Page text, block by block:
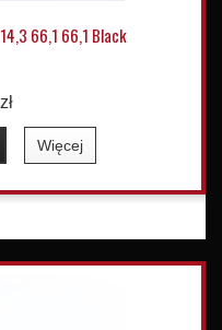
66,1 66,1 Black
Więcej